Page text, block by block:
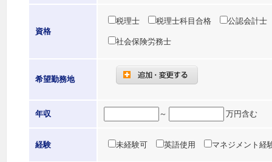
資格
税理士 税理士科目合格 公認会計士
社会保険労務士
希望勤務地
年収 ～ 万円含む
経験 未経験可 英語使用 マネジメント経